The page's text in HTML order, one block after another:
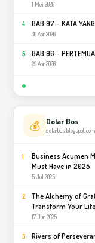
1 Mei 2026
4 BAB 97 – KATA
30 Apr 2026
5 BAB 96 –
29 Apr 2026
💰 Dolar Bos
dolarbos.blogspot.com
1
Business Acumen
Must Have in 2025
5 Jul 2025
2
The Alchemy of
Transform Your
17 Jun 2025
3
Rivers of